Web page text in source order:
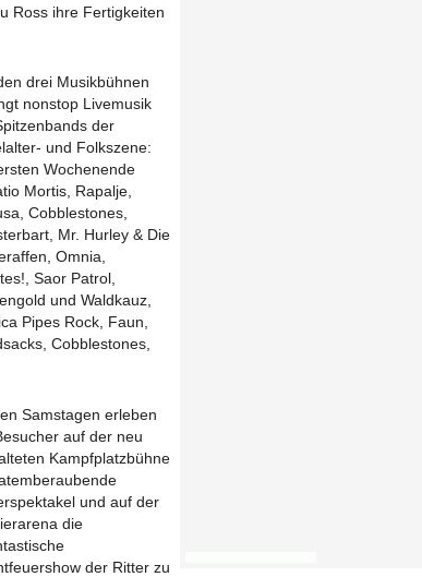
Ross ihre Fertigkeiten
drei Musikbühnen
nonstop Livemusik
der
und Folkszene:
Wochenende
Mortis, Rapalje,
Cobblestones,
Mr. Hurley & Die
Omnia,
Saor Patrol,
und Waldkauz,
Pipes Rock, Faun,
Cobblestones,
Samstagen erleben
auf der neu
Kampfplatzbühne
und auf der
die
der Ritter zu